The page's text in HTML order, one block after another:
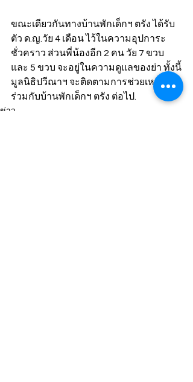
ขณะเดียวกันทางบ้านพักเด็กฯ ตรัง ได้รับ
ตัว ด.ญ.วัย 4 เดือน ไว้ในความอุปการะ
ชั่วคราว ส่วนพี่น้องอีก 2 คน วัย 7 ขวบ
และ 5 ขวบ จะอยู่ในความดูแลของย่า ทั้งนี้
มูลนิธิปวีณาฯ จะติดตามการช่วยเหลือ
ร่วมกับบ้านพักเด็กฯ ตรัง ต่อไป.
ข่าว